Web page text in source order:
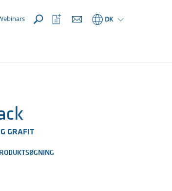
DK
Åbn
favoritliste
GRAFIT